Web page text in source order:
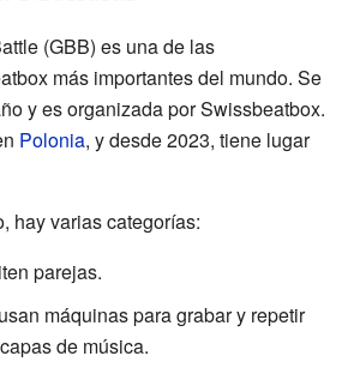
(GBB) es una de las
más importantes del mundo. Se
y es organizada por Swissbeatbox.
Polonia, y desde 2023, tiene lugar
hay varias categorías:
parejas.
máquinas para grabar y repetir
de música.